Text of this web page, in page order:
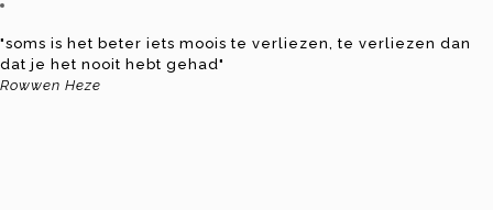
"soms is het beter iets moois te verliezen, te verliezen dan
dat je het nooit hebt gehad"
Rowwen Heze